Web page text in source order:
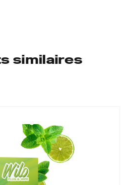
similaires